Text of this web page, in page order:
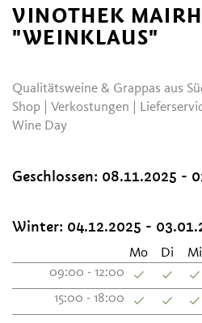
VINOTHEK
"WEINKLAUS"
Qualitätsweine & Grappas aus
Shop | Verkostungen |
Wine Day
Geschlossen: 08.11.2025 -
Winter: 04.12.2025 -
Mo Di Mi
09:00 - 12:00
15:00 - 18:00